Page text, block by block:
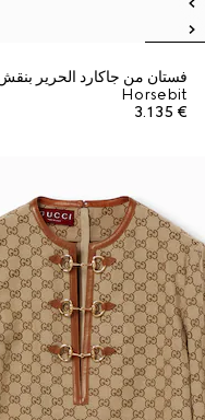
فستان من جاكارد الحرير
Horsebit
€ 3.135